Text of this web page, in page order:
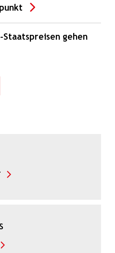
Staatspreisen gehen